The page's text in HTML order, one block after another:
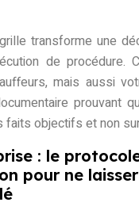
transforme une
de procédure.
mais aussi
prouvant
objectifs et non
: le
pour ne